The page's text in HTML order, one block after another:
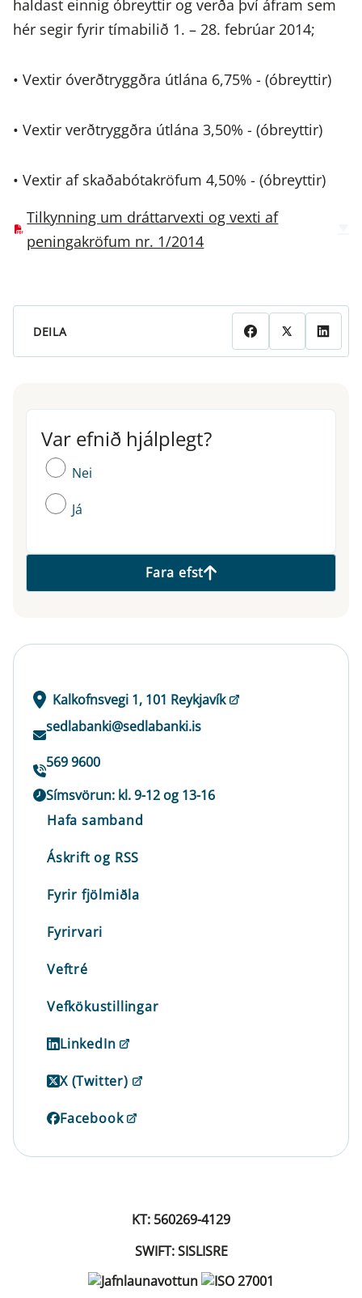
haldast einnig óbreyttir og verða því áfram sem
hér segir fyrir tímabilið 1. – 28. febrúar 2014;
• Vextir óverðtryggðra útlána 6,75% - (óbreyttir)
• Vextir verðtryggðra útlána 3,50% - (óbreyttir)
• Vextir af skaðabótakröfum 4,50% - (óbreyttir)
Tilkynning um dráttarvexti og vexti af
peningakröfum nr. 1/2014
DEILA
Var efnið hjálplegt?
Var efnið hjálplegt?
Nei
Já
Fara efst
Kalkofnsvegi 1, 101 Reykjavík
sedlabanki@sedlabanki.is
569 9600
Símsvörun: kl. 9-12 og 13-16
Hafa samband
Áskrift og RSS
Fyrir fjölmiðla
Fyrirvari
Veftré
Vefkökustillingar
LinkedIn
X (Twitter)
Facebook
KT: 560269-4129
SWIFT: SISLISRE